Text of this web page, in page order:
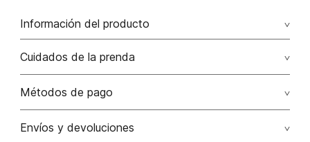
Información del producto
Poliamida 53% rayón 42.5000000000 elastano 3% poliéster
1.5000000000 53.00% poliamida/polyamide42.50%
rayón/rayon3.00% elastano/elastane1.50% poliéster/polyester
Cuidados de la prenda
Lavado profesional en húmedo (w) planchar con vapor
No lavar
Métodos de pago
Tarjetas de crédito: Visa, Dinners, Master Card y American
Envíos y devoluciones